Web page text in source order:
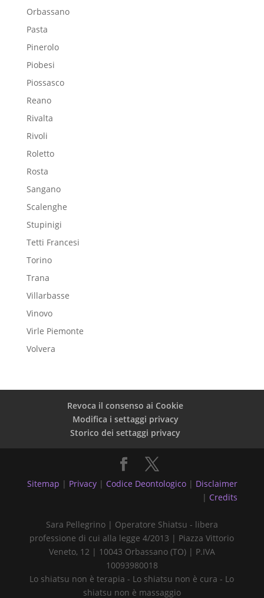
Orbassano
Pasta
Pinerolo
Piobesi
Piossasco
Reano
Rivalta
Rivoli
Roletto
Rosta
Sangano
Scalenghe
Stupinigi
Tetti Francesi
Torino
Trana
Villarbasse
Vinovo
Virle Piemonte
Volvera
Revoca il consenso ai Cookie
Modifica i settaggi privacy
Storico dei settaggi privacy
Sitemap | Privacy | Codice Deontologico | Disclaimer
| Credits
Sara Pellegrino | Operatore Shiatsu - libera
professione di cui alla legge 4/2013 | Piazza Vittorio
Veneto, 12 | 10043 Orbassano (TO) | P.IVA
10093980018
Lo shiatsu non è terapia - Lo shiatsu non è cura - Lo
shiatsu non è massaggio